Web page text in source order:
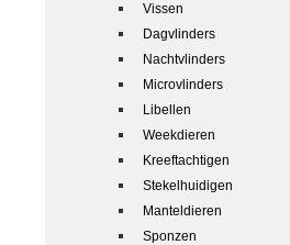
Vissen
Dagvlinders
Nachtvlinders
Microvlinders
Libellen
Weekdieren
Kreeftachtigen
Stekelhuidigen
Manteldieren
Sponzen